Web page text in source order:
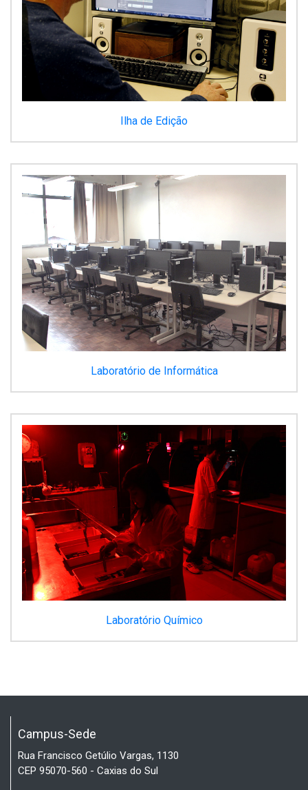
Ilha de Edição
Laboratório de Informática
Laboratório Químico
Campus-Sede
Rua Francisco Getúlio Vargas, 1130
CEP 95070-560 - Caxias do Sul